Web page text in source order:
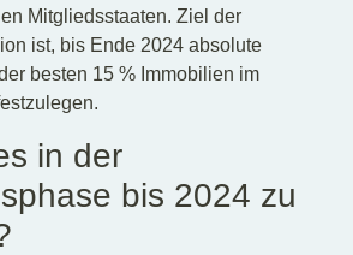
Mitgliedsstaaten. Ziel der
ist, bis Ende 2024 absolute
besten 15 % Immobilien im
in der
bis 2024 zu